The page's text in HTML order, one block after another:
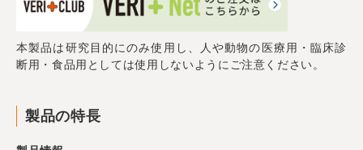
本製品は研究目的にのみ使用し、人や動物の医療用・臨床診
断用・食品用としては使用しないようにご注意ください。
製品の特長